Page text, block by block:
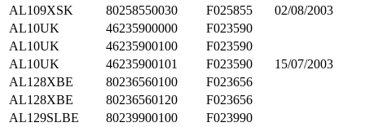
AL109XSK
80258550030 F025855
02/08/2003
AL10UK
46235900000
F023590
AL10UK
46235900100
F023590
AL10UK
46235900101 F023590
15/07/2003
AL128XBE
80236560100
F023656
AL128XBE
80236560120
F023656
AL129SLBE
80239900100
F023990